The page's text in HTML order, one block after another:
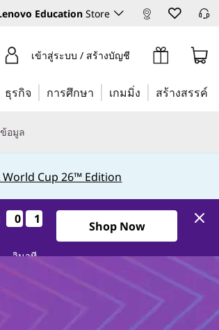
Education Store
เข้าสู่ระบบ / สร้างบัญชี
ธุรกิจ การศึกษา เกมมิ่ง สร้างสรรค์
อมูล
World Cup 26™ Edition
0
5
0
5 0
9
0
9
วินาที
Shop Now